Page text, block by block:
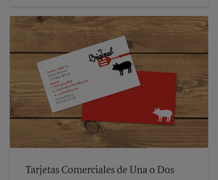
Tarjetas Comerciales de Una o Dos